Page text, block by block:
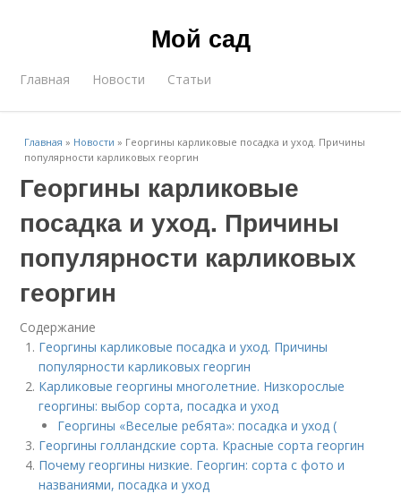
Мой сад
Главная Новости Статьи
Главная » Новости » Георгины карликовые посадка и уход. Причины
популярности карликовых георгин
Георгины карликовые
посадка и уход. Причины
популярности карликовых
георгин
Содержание
Георгины карликовые посадка и уход. Причины
популярности карликовых георгин
Карликовые георгины многолетние. Низкорослые
георгины: выбор сорта, посадка и уход
Георгины «Веселые ребята»: посадка и уход (
Георгины голландские сорта. Красные сорта георгин
Почему георгины низкие. Георгин: сорта с фото и
названиями, посадка и уход